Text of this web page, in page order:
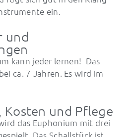
ein.
und
kann jeder lernen! Das
ca. 7 Jahren. Es wird im
Kosten und Pflege
das Euphonium mit drei